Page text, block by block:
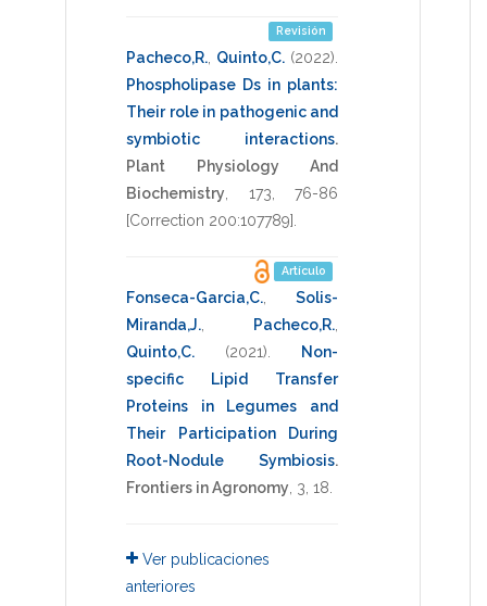
Revisión
Pacheco,R. Quinto,C. (2022)
Phospholipase Ds in plants:
Their role in pathogenic and
symbiotic interactions.
Plant Physiology And
Biochemistry
173
76-86
[Correction 200:107789]
Artículo
Fonseca-Garcia,C.
Solis-
Miranda,J.
Pacheco,R.
Quinto,C.
(2021)
Non-
specific Lipid Transfer
Proteins in Legumes and
Their Participation During
Root-Nodule Symbiosis.
Frontiers in Agronomy 3 18
Ver publicaciones
anteriores